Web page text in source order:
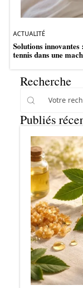
ACTUALITÉ
Solutions
tennis dans une
Recherche
Publiés